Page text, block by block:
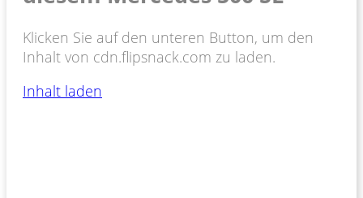
Klicken Sie auf den unteren Button, um den
Inhalt von cdn.flipsnack.com zu laden.
Inhalt laden